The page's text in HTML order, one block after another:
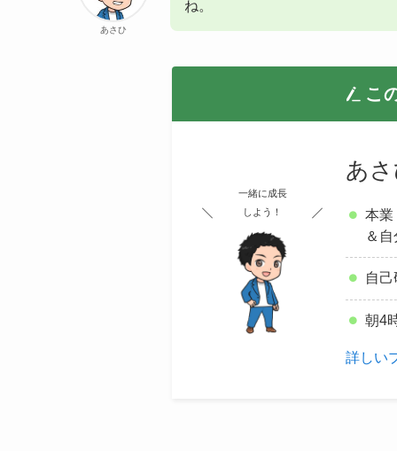
あさひ
ね。
こ
あ
本業
＆
自
朝4
詳しい
一緒に成長
しよう！